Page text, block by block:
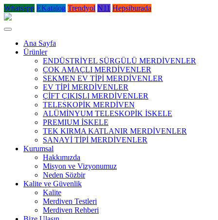
Whatsapp EKatalog Trendyol N11 Hepsiburada
Ana Sayfa
Ürünler
ENDÜSTRİYEL SÜRGÜLÜ MERDİVENLER
ÇOK AMAÇLI MERDİVENLER
SEKMEN EV TİPİ MERDİVENLER
EV TİPİ MERDİVENLER
ÇİFT ÇIKIŞLI MERDİVENLER
TELESKOPİK MERDİVEN
ALÜMİNYUM TELESKOPİK İSKELE
PREMIUM İSKELE
TEK KIRMA KATLANIR MERDİVENLER
SANAYİ TİPİ MERDİVENLER
Kurumsal
Hakkımızda
Misyon ve Vizyonumuz
Neden Sözbir
Kalite ve Güvenlik
Kalite
Merdiven Testleri
Merdiven Rehberi